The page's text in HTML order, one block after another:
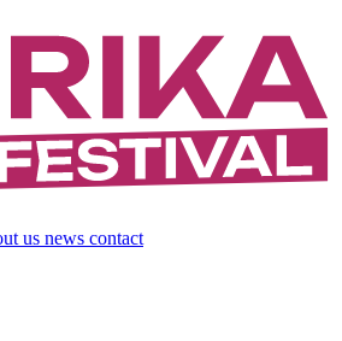
us news contact